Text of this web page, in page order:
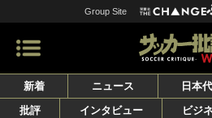
Group Site
新着 ニュース 日本
批評
インタビュー ビジ